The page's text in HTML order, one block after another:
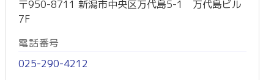
〒950-8711 新潟市中央区万代島5-1 万代島ビル
7F
電話番号
025-290-4212